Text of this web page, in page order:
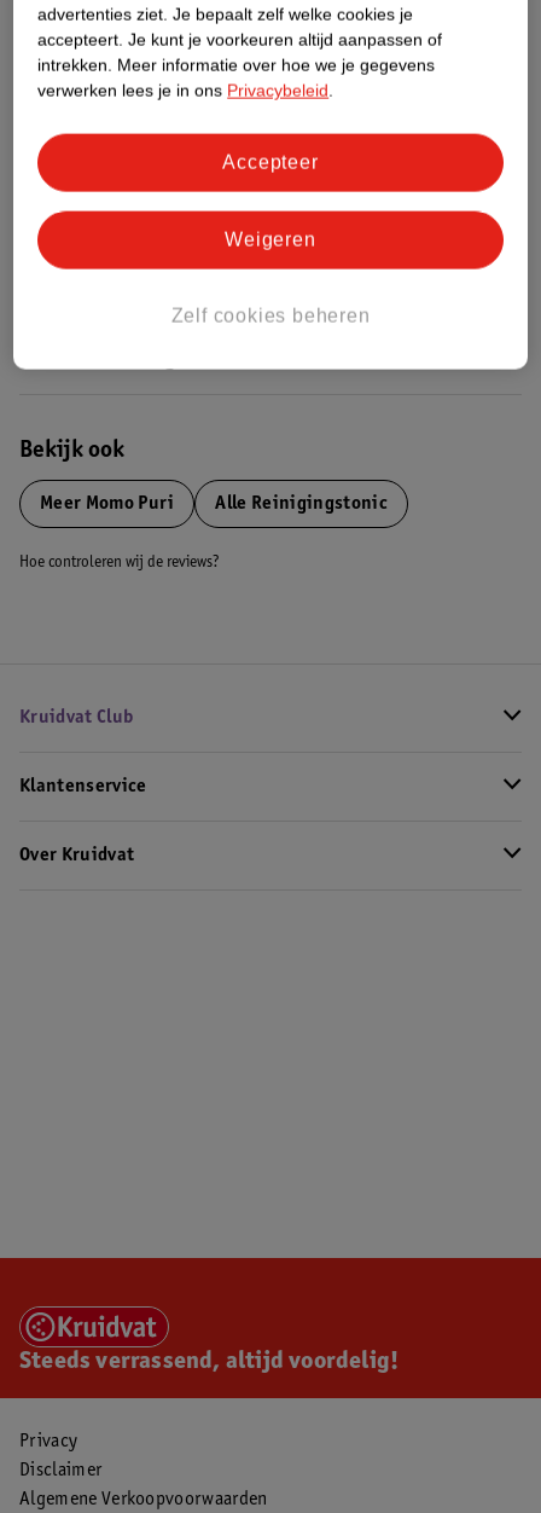
Productinformatie
Etiketinformatie
Nature Impact Score
Dit product heeft (nog) geen Nature
Impact Score.
Bekijk ook
Meer Momo Puri Alle Reinigingstonic
Hoe controleren wij de reviews?
Kruidvat Club
Klantenservice
Over Kruidvat
Steeds verrassend, altijd voordelig!
Privacy
Disclaimer
Algemene Verkoopvoorwaarden
advertenties ziet. Je bepaalt zelf welke cookies je
accepteert. Je kunt je voorkeuren altijd aanpassen of
intrekken. Meer informatie over hoe we je gegevens
verwerken lees je in ons Privacybeleid.
Zelf cookies beheren
Weigeren
Accepteer